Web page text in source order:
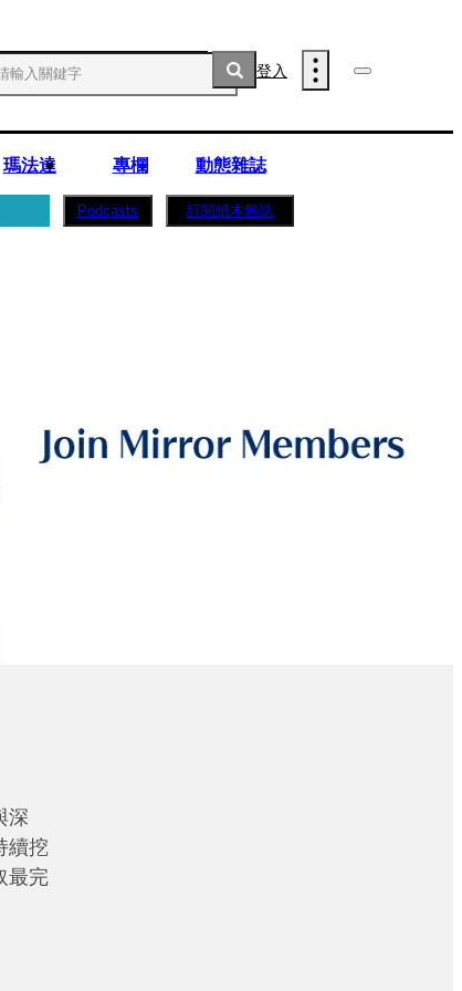
登入
瑪法達 專欄
動態雜誌
Podcasts 訂閱紙本雜誌
深
續挖
最完